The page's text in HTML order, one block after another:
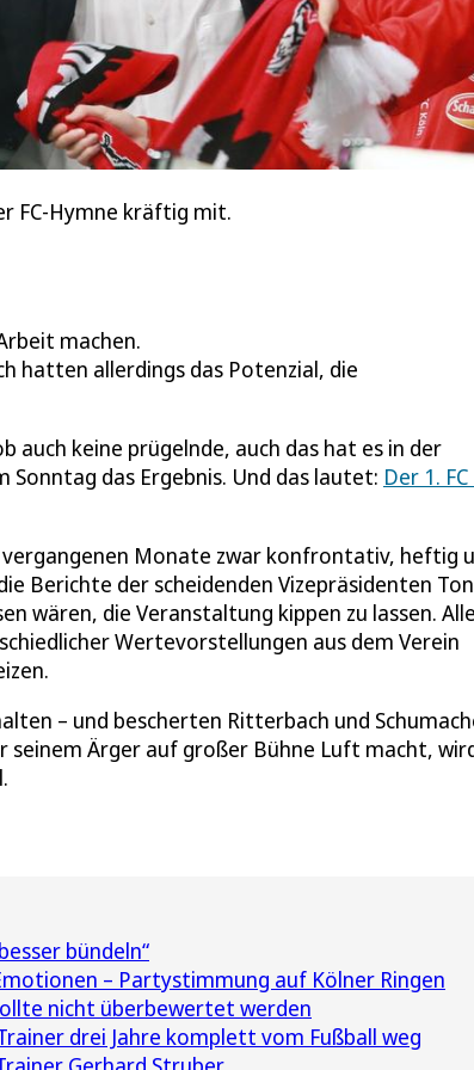
FC-Hymne kräftig mit.
machen.
hatten allerdings das Potenzial, die
auch keine prügelnde, auch das hat es in der
Sonntag das Ergebnis. Und das lautet: Der 1.
Monate zwar konfrontativ, heftig
Berichte der scheidenden Vizepräsidenten
wären, die Veranstaltung kippen zu lassen.
Wertevorstellungen aus dem Verein
– und bescherten Ritterbach und
seinem Ärger auf großer Bühne Luft macht,
bündeln“
– Partystimmung auf Kölner Ringen
nicht überbewertet werden
drei Jahre komplett vom Fußball weg